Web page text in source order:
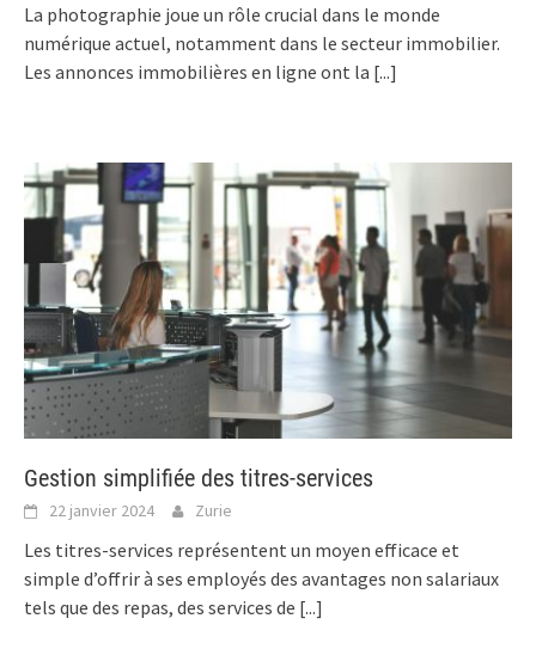
La photographie joue un rôle crucial dans le monde
numérique actuel, notamment dans le secteur immobilier.
Les annonces immobilières en ligne ont la [...]
Gestion simplifiée des titres-services
22 janvier 2024 Zurie
Les titres-services représentent un moyen efficace et
simple d’offrir à ses employés des avantages non salariaux
tels que des repas, des services de [...]